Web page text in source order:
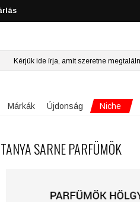
Márkák Újdonság Niche
TANYA SARNE PARFÜMÖK